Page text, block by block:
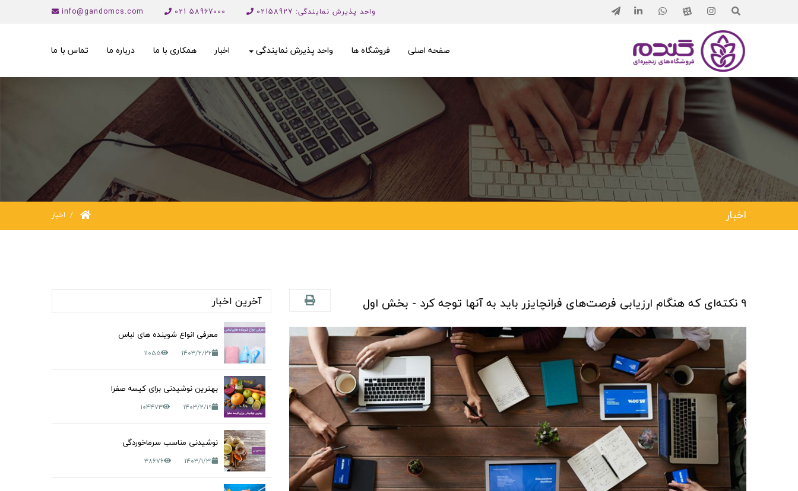
واحد پذیرش نمایندگی: 02158927 58967000 021
info@gandomcs.com
صفحه اصلی فروشگاه ها واحد پذیرش نمایندگی اخبار همکاری با ما درباره ما تماس با ما
اخبار اخبار
9 نکته‌ای که هنگام ارزیابی فرصت‌های فرانچایزر باید به آنها توجه کرد - بخش اول آخرین اخبار
معرفی انواع شوینده های لباس
1403/2/22
11055
بهترین نوشیدنی برای کیسه صفرا
1403/2/19
104473
نوشیدنی مناسب سرماخوردگی
1403/1/31
38676